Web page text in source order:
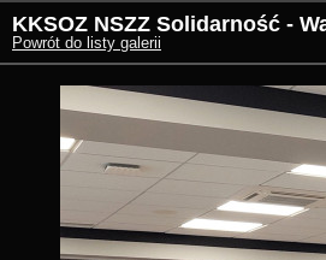
KKSOZ NSZZ Solidarność -
Powrót do listy galerii